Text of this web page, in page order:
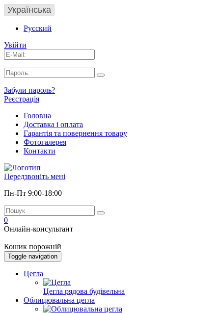
Українська
Русский
Увійти
Забули пароль?
Реєстрація
Головна
Доставка і оплата
Гарантія та повернення товару
Фотогалерея
Контакти
Передзвоніть мені
Пн-Пт 9:00-18:00
0
Онлайн-консультант
Кошик порожній
Toggle navigation
Цегла
Цегла рядова будівельна
Облицювальна цегла